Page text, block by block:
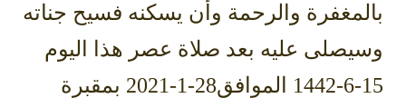
بالمغفرة والرحمة وأن يسكنه فسيح جناته
وسيصلى عليه بعد صلاة عصر هذا اليوم
15-6-1442 الموافق28-1-2021 بمقبرة